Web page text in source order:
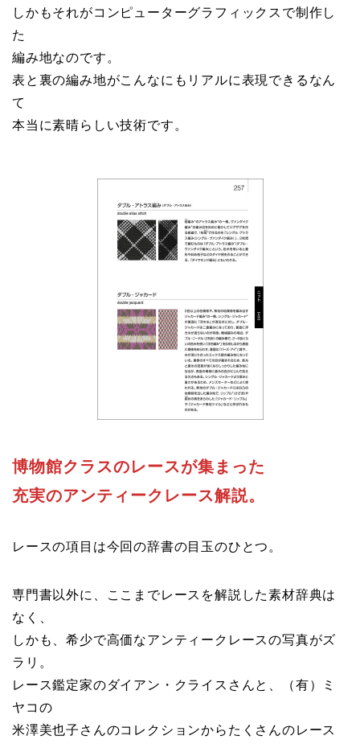
しかもそれがコンピューターグラフィックスで制作し
た
編み地なのです。
表と裏の編み地がこんなにもリアルに表現できるなん
て
本当に素晴らしい技術です。
博物館クラスのレースが集まった
充実のアンティークレース解説。
レースの項目は今回の辞書の目玉のひとつ。
専門書以外に、ここまでレースを解説した素材辞典は
なく、
しかも、希少で高価なアンティークレースの写真がズ
ラリ。
レース鑑定家のダイアン・クライスさんと、（有）ミ
ヤコの
米澤美也子さんのコレクションからたくさんのレース